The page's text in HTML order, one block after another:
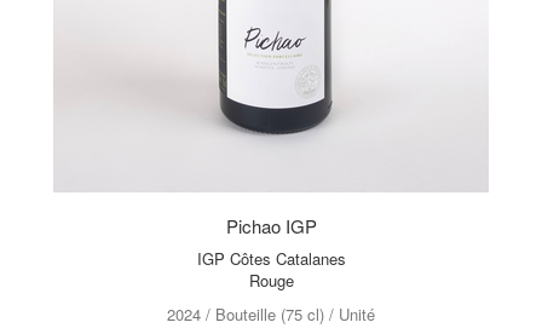
Pichao IGP
IGP Côtes Catalanes
Rouge
2024 / Bouteille (75 cl) / Unité